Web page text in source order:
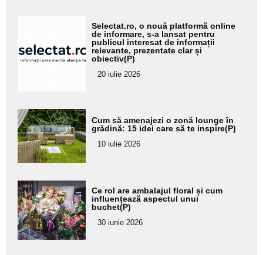
pentru
subtitlu
Selectat.ro, o nouă platformă online
de informare, s-a lansat pentru
publicul interesat de informații
relevante, prezentate clar și
obiectiv(P)
20 iulie 2026
Adaugă
aici textul
pentru
subtitlu
Cum să amenajezi o zonă lounge în
grădină: 15 idei care să te inspire(P)
10 iulie 2026
Adaugă
aici textul
pentru
subtitlu
Ce rol are ambalajul floral și cum
influențează aspectul unui
buchet(P)
30 iunie 2026